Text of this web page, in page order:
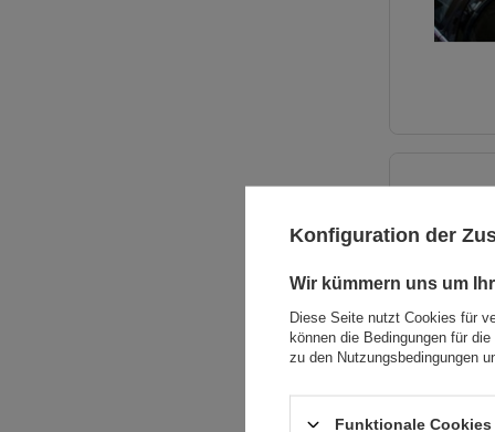
Konfiguration der
Wir kümmern uns um
Diese Seite nutzt Cookies für
können die Bedingungen für
zu den Nutzungsbedingungen
Funktionale